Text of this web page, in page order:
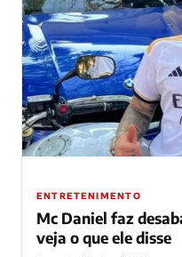
ENTRETENIMENTO
Mc Daniel faz
veja o que ele disse